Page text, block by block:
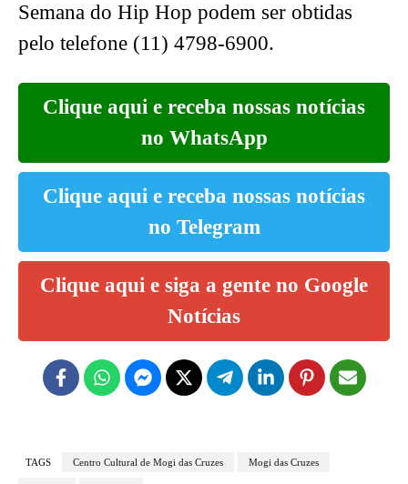
Semana do Hip Hop podem ser obtidas
pelo telefone (11) 4798-6900.
Clique aqui e receba nossas notícias
no WhatsApp
Clique aqui e receba nossas notícias
no Telegram
Clique aqui e siga a gente no Google
Notícias
TAGS Centro Cultural de Mogi das Cruzes Mogi das Cruzes